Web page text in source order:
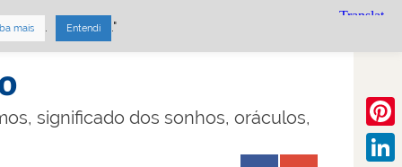
significado dos sonhos, oráculos,
mais . Entendi ."